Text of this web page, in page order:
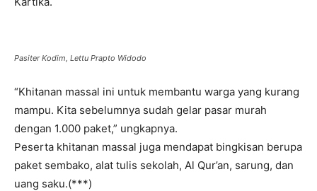
Pasiter Kodim, Lettu Prapto Widodo
“Khitanan massal ini untuk membantu warga yang kurang
mampu. Kita sebelumnya sudah gelar pasar murah
dengan 1.000 paket,” ungkapnya.
Peserta khitanan massal juga mendapat bingkisan berupa
paket sembako, alat tulis sekolah, Al Qur’an, sarung, dan
uang saku.(***)